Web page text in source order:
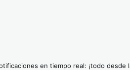
en tiempo real: ¡todo desde